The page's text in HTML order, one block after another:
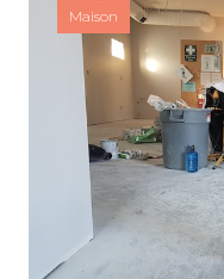
Maison